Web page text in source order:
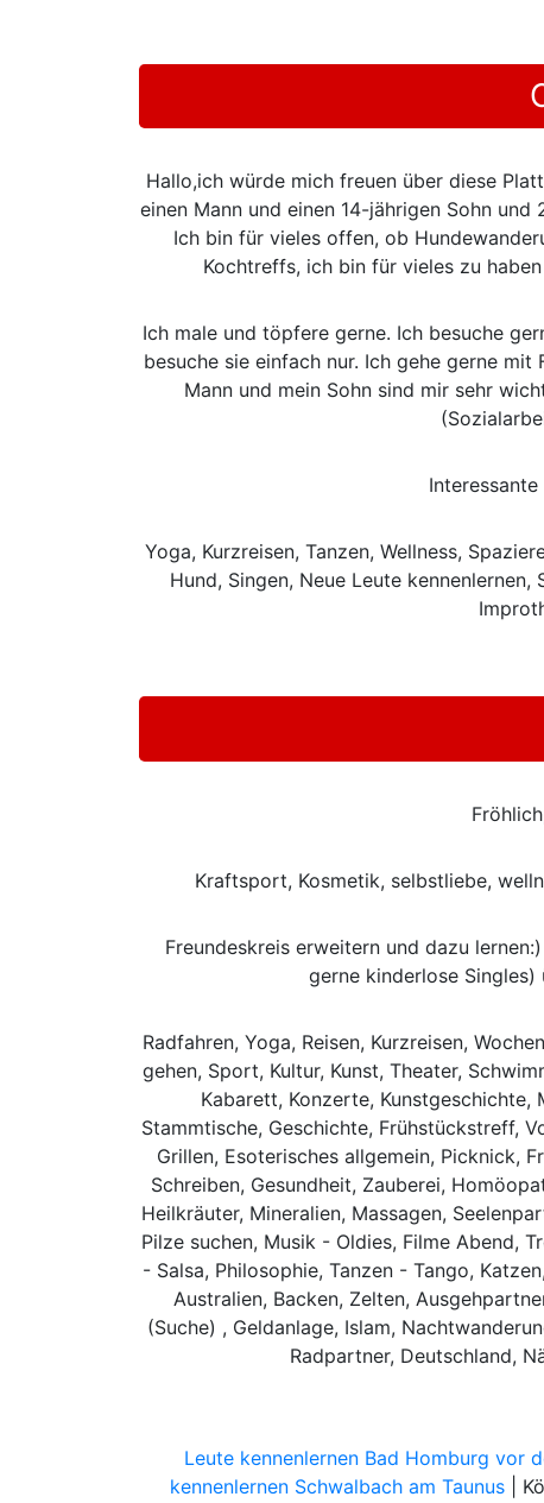
Hallo,ich würde mich freuen über diese
einen Mann und einen 14-jährigen Sohn
Ich bin für vieles offen, ob
Kochtreffs, ich bin für vieles zu
Ich male und töpfere gerne. Ich besuche
besuche sie einfach nur. Ich gehe gerne
Mann und mein Sohn sind mir sehr
Yoga, Kurzreisen, Tanzen, Wellness,
Hund, Singen, Neue Leute
Kraftsport, Kosmetik, selbstliebe,
Freundeskreis erweitern und dazu
gerne kinderlose
Radfahren, Yoga, Reisen, Kurzreisen,
gehen, Sport, Kultur, Kunst, Theater,
Kabarett, Konzerte, Kunstgeschichte,
Stammtische, Geschichte, Frühstückstreff,
Grillen, Esoterisches allgemein, Picknick,
Schreiben, Gesundheit, Zauberei,
Heilkräuter, Mineralien, Massagen,
Pilze suchen, Musik - Oldies, Filme Abend,
- Salsa, Philosophie, Tanzen - Tango,
Australien, Backen, Zelten,
(Suche) , Geldanlage, Islam,
Radpartner, Deutschland,
Leute kennenlernen Bad Homburg vor
kennenlernen Schwalbach am Taunus |